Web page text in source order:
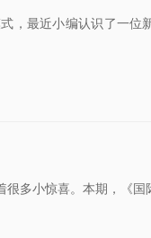
，最近小编认识了一位
多小惊喜。本期，《